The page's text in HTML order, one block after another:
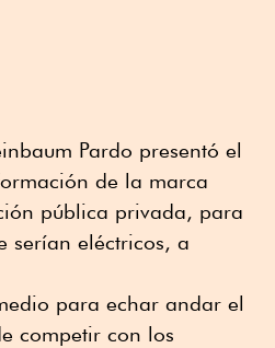
Pardo presentó el
de la marca
pública privada, para
serían eléctricos, a
para echar andar el
competir con los